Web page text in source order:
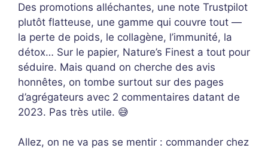
Des promotions alléchantes, une note Trustpilot
plutôt flatteuse, une gamme qui couvre tout —
la perte de poids, le collagène, l’immunité, la
détox… Sur le papier, Nature’s Finest a tout pour
séduire. Mais quand on cherche des avis
honnêtes, on tombe surtout sur des pages
d’agrégateurs avec 2 commentaires datant de
2023. Pas très utile. 😅
Allez, on ne va pas se mentir : commander chez